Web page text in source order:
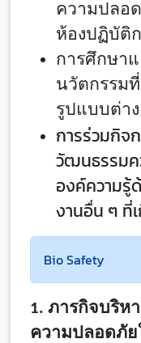
ความปลอ
ห้องปฏิบัติ
การศึกษา
นวัตกรรม
รูปแบบต่าง
การร่วมกิจ
วัฒนธรรมค
องค์ความรู้
งานอื่น ๆ ที่
Bio Safety
1. ภารกิจบริห
ความปลอดภั